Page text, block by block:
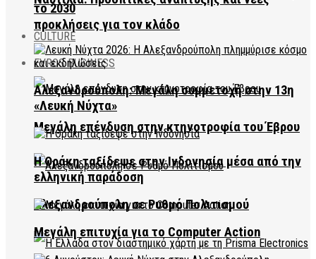
προκλήσεις για τον κλάδο
EVROS BUSINESS
Μεγάλη επένδυση στην κτηνοτροφία του Έβρου
Αλεξανδρούπολη σε Ρυθμό Πολιτισμού
το 2030
CULTURE
Αλεξανδρούπολη: Μεγάλη συμμετοχή στην 13η
«Λευκή Νύχτα»
Η Θράκη ταξίδεψε στην Ινδονησία μέσα από την
ελληνική παράδοση
Μεγάλη επιτυχία για το Computer Action